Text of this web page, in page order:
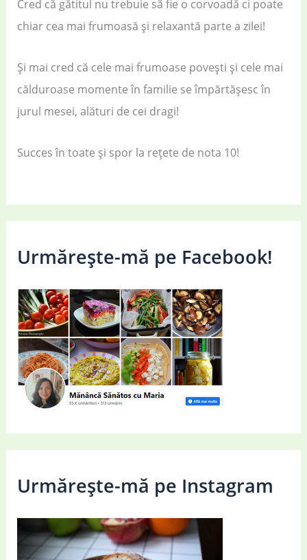
Cred că gătitul nu trebuie să fie o corvoadă ci poate
chiar cea mai frumoasă și relaxantă parte a zilei!
Și mai cred că cele mai frumoase povești și cele mai
călduroase momente în familie se împărtășesc în
jurul mesei, alături de cei dragi!
Succes în toate și spor la rețete de nota 10!
Urmărește-mă pe Facebook!
Urmărește-mă pe Instagram